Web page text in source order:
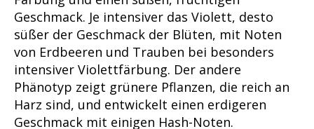
Geschmack. Je intensiver das Violett, desto
süßer der Geschmack der Blüten, mit Noten
von Erdbeeren und Trauben bei besonders
intensiver Violettfärbung. Der andere
Phänotyp zeigt grünere Pflanzen, die reich an
Harz sind, und entwickelt einen erdigeren
Geschmack mit einigen Hash-Noten.